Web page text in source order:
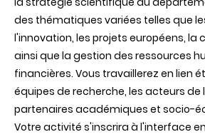
des thématiques variées telles que
l'innovation, les projets européens, la
ainsi que la gestion des ressources
financières. Vous travaillerez en lien
équipes de recherche, les acteurs de
partenaires académiques et socio-
Votre activité s'inscrira à l'interface